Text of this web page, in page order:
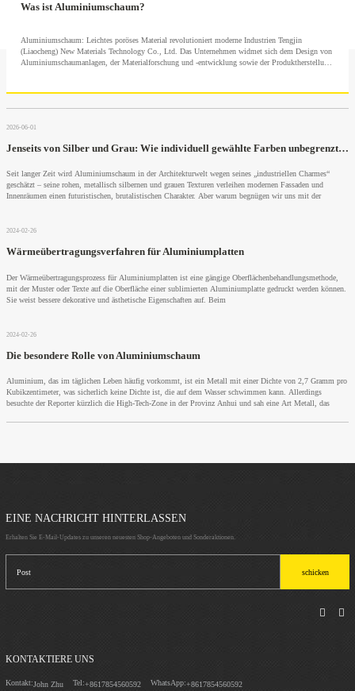
Was ist Aluminiumschaum?
Aluminiumschaum: Leichtes poröses Material revolutioniert moderne Industrien Tengjin
(Liaocheng) New Materials Technology Co., Ltd. Das Unternehmen widmet sich dem Design von
Aluminiumschaumanlagen, der Materialforschung und -entwicklung sowie der Produktherstellung.
2026-06-01
Jenseits von Silber und Grau: Wie individuell gewählte Farben unbegrenzte Möglichkeiten für Aluminiumschaum eröffnen
Seit langer Zeit wird Aluminiumschaum in der Architekturwelt wegen seines „industriellen Charmes“
geschätzt – seine rohen, metallisch silbernen und grauen Texturen verleihen modernen Fassaden und
Innenräumen einen futuristischen, brutalistischen Charakter. Aber warum begnügen wir uns mit der
2024-02-26
Wärmeübertragungsverfahren für Aluminiumplatten
Der Wärmeübertragungsprozess für Aluminiumplatten ist eine gängige Oberflächenbehandlungsmethode,
mit der Muster oder Texte auf die Oberfläche einer sublimierten Aluminiumplatte gedruckt werden können.
Sie weist bessere dekorative und ästhetische Eigenschaften auf. Beim
2024-02-26
Die besondere Rolle von Aluminiumschaum
Aluminium, das im täglichen Leben häufig vorkommt, ist ein Metall mit einer Dichte von 2,7 Gramm pro
Kubikzentimeter, was sicherlich keine Dichte ist, die auf dem Wasser schwimmen kann. Allerdings
besuchte der Reporter kürzlich die High-Tech-Zone in der Provinz Anhui und sah eine Art Metall, das
EINE NACHRICHT HINTERLASSEN
Erhalten Sie E-Mail-Updates zu unseren neuesten Shop-Angeboten und Sonderaktionen.
schicken
KONTAKTIERE UNS
Kontakt:John Zhu Tel:+8617854560592 WhatsApp:+8617854560592